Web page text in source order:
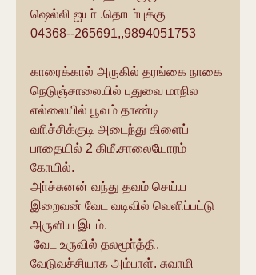
ஷெல்லி ஐயா் .தொடா்புக்கு
04368--265691,,9894051753
காரைக்கால் அருகில் தரங்கை நாகை
நெடுஞ்சாலையில் புதுவை மாநில
எல்லையில் பூவம் தாண்டி
வாிச்சிக்குடி அடைந்து கிளைப்
பாதையில் 2 கிமீ.சாலையோரம்
கோயில்.
அா்ச்சுனன் வந்து தவம் செய்ய
இறைவன் வேட வடிவில் வெளிப்பட்டு
அருளிய இடம்.
வேடுவச்சியாக அம்பாள். சுவாமி